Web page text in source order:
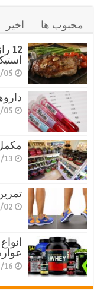
محبوب ها اخیر
05
05
13
02
16